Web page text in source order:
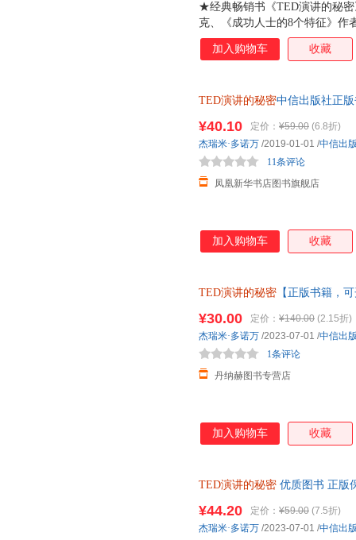
★经典畅销书《TED演讲的秘
克、《成功人士的8个特征》
TEDx大会组织者和演讲者、高
过10000小时演讲练习的经验
加入购物车 收藏
TED演讲的秘密中信出版社正
¥40.10 定价： ¥59.00 (6.8折)
凤凰新华书店图书旗舰店
11条评论
杰瑞米·多诺万 /2019-01-01 /中信出
加入购物车 收藏
TED演讲的秘密 【正版书籍，
¥30.00 定价： ¥140.00 (2.15折)
丹纳赫图书专营店
1条评论
杰瑞米·多诺万 /2023-07-01 /中信出
加入购物车 收藏
TED演讲的秘密 优质图书 正版
¥44.20 定价： ¥59.00 (7.5折)
杰瑞米·多诺万 /2023-07-01 /中信出